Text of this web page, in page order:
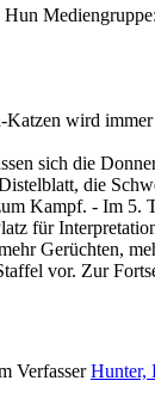
Hun Mediengruppe:
wird immer
sich die
die
Kampf. - Im 5.
für
Gerüchten,
vor. Zur
Verfasser Hunter,